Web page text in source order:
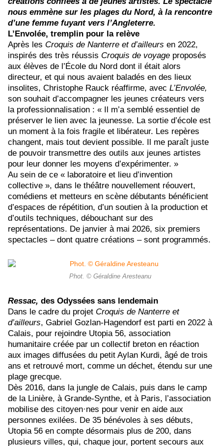
nous emmène sur les plages du Nord, à la rencontre
d’une femme fuyant vers l’Angleterre.
L’Envolée, tremplin pour la relève
Après les Croquis de Nanterre et d’ailleurs en 2022,
inspirés des très réussis Croquis de voyage proposés
aux élèves de l’École du Nord dont il était alors
directeur, et qui nous avaient baladés en des lieux
insolites, Christophe Rauck réaffirme, avec L’Envolée,
son souhait d’accompagner les jeunes créateurs vers
la professionnalisation : «
Il m’a semblé essentiel de
préserver le lien avec la jeunesse. La sortie d’école est
un moment à la fois fragile et libérateur. Les repères
changent, mais tout devient possible. Il me paraît juste
de pouvoir transmettre des outils aux jeunes artistes
pour leur donner les moyens d’expérimenter. »
Au sein de ce « laboratoire et lieu d’invention
collective », dans le théâtre nouvellement réouvert,
comédiens et metteurs en scène débutants bénéficient
d’espaces de répétition, d’un soutien à la production et
d’outils techniques, débouchant sur des
représentations. De janvier à mai 2026, six premiers
spectacles – dont quatre créations – sont programmés.
Phot. © Géraldine Aresteanu
Ressac, des Odyssées sans lendemain
Dans le cadre du projet Croquis de Nanterre et
d’ailleurs, Gabriel Gozlan-Hagendorf est parti en 2022 à
Calais, pour rejoindre Utopia 56, association
humanitaire créée par un collectif breton en réaction
aux images diffusées du petit Aylan Kurdi, âgé de trois
ans et retrouvé mort, comme un déchet, étendu sur une
plage grecque.
Dès 2016, dans la jungle de Calais, puis dans le camp
de la Linière, à Grande-Synthe, et à Paris, l’association
mobilise des citoyen·nes pour venir en aide aux
personnes exilées. De 35 bénévoles à ses débuts,
Utopia 56 en compte désormais plus de 200, dans
plusieurs villes, qui, chaque jour, portent secours aux